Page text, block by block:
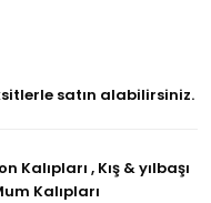
satın alabilirsiniz.
Kalıpları , Kış & yılbaşı
Kalıpları